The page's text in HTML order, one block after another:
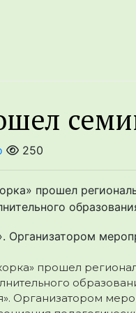
250
прошел
Организатором
прошел
Организатором